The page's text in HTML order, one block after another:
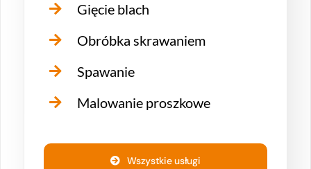
Gięcie blach
Obróbka skrawaniem
Spawanie
Malowanie proszkowe
Wszystkie usługi